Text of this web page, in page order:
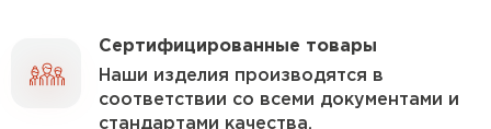
Сертифицированные товары
Наши изделия производятся в
соответствии со всеми документами и
стандартами качества.
Утеплитель Hotrock
ПЕРЕЙТИ
Утеплитель Дирок